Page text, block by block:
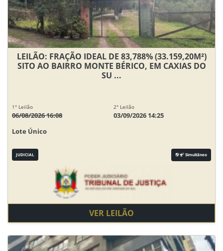
LEILÃO: FRAÇÃO IDEAL DE 83,788% (33.159,20M²)
SITO AO BAIRRO MONTE BÉRICO, EM CAXIAS DO
SU ...
1° Leilão
06/08/2026 16:08
2° Leilão
03/09/2026 14:25
Lote Único
JUDICIAL Simultâneo
VER LEILÃO